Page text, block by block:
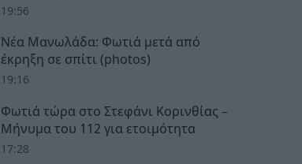
19:56
Νέα Μανωλάδα: Φωτιά μετά από
έκρηξη σε σπίτι (photos)
19:16
Φωτιά τώρα στο Στεφάνι Κορινθίας –
Μήνυμα του 112 για ετοιμότητα
17:28